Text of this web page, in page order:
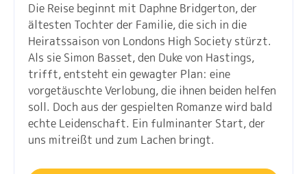
Die Reise beginnt mit Daphne Bridgerton, der
ältesten Tochter der Familie, die sich in die
Heiratssaison von Londons High Society stürzt.
Als sie Simon Basset, den Duke von Hastings,
trifft, entsteht ein gewagter Plan: eine
vorgetäuschte Verlobung, die ihnen beiden helfen
soll. Doch aus der gespielten Romanze wird bald
echte Leidenschaft. Ein fulminanter Start, der
uns mitreißt und zum Lachen bringt.